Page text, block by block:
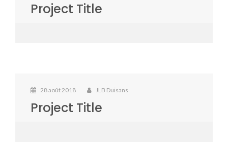
Project Title
28 août 2018 JLB Duisans
Project Title